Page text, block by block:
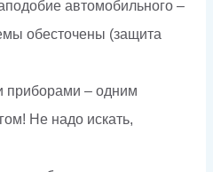
автомобильного –
обесточены (защита
приборами – одним
Не надо искать,